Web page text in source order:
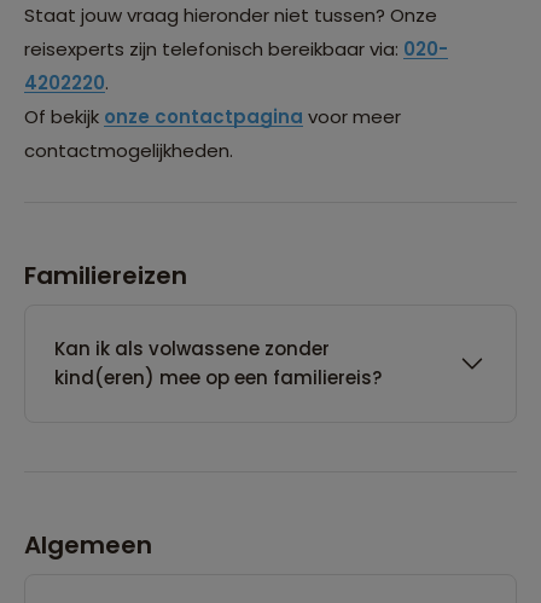
Staat jouw vraag hieronder niet tussen? Onze
reisexperts zijn telefonisch bereikbaar via: 020-
4202220.
Of bekijk onze contactpagina voor meer
contactmogelijkheden.
Familiereizen
Kan ik als volwassene zonder
kind(eren) mee op een familiereis?
Algemeen